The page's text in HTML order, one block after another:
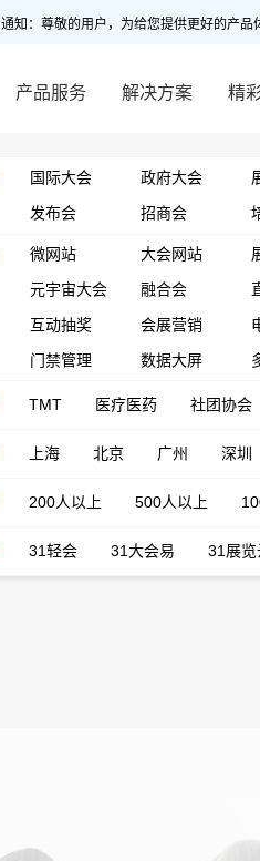
通知：尊敬的用户，为给您提供更好的产品
产品服务 解决方案 精
国际大会 政府大会
发布会
招商会
微网站 大会网站
元宇宙大会
融合会
互动抽奖
会展营销
门禁管理
数据大屏
TMT 医疗医药 社团协会
上海 北京 广州 深圳
200人以上 500人以上
31轻会 31大会易 31展览